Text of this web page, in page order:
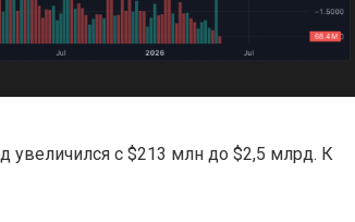
увеличился с $213 млн до $2,5 млрд. К